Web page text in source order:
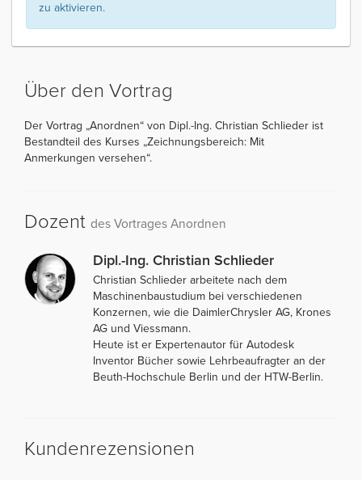
zu aktivieren.
Über den Vortrag
Der Vortrag „Anordnen“ von Dipl.-Ing. Christian Schlieder ist
Bestandteil des Kurses „Zeichnungsbereich: Mit
Anmerkungen versehen“.
Dozent des Vortrages Anordnen
Dipl.-Ing. Christian Schlieder
Christian Schlieder arbeitete nach dem
Maschinenbaustudium bei verschiedenen
Konzernen, wie die DaimlerChrysler AG, Krones
AG und Viessmann.
Heute ist er Expertenautor für Autodesk
Inventor Bücher sowie Lehrbeaufragter an der
Beuth-Hochschule Berlin und der HTW-Berlin.
Kundenrezensionen